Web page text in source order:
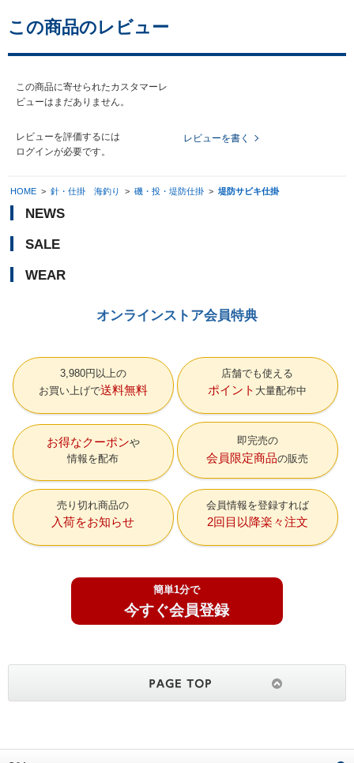
この商品のレビュー
この商品に寄せられたカスタマーレ
ビューはまだありません。
レビューを評価するには
ログインが必要です。
レビューを書く
HOME > 針・仕掛 海釣り > 磯・投・堤防仕掛 > 堤防サビキ仕掛
NEWS
SALE
WEAR
オンラインストア会員特典
3,980円以上の
お買い上げで送料無料
店舗でも使える
ポイント 大量配布中
お得なクーポン
情報を配布
即完売の
会員限定商品の販売
売り切れ商品の
入荷をお知らせ
会員情報を登録すれば
2回目以降楽々注文
簡単1分で
今すぐ会員登録